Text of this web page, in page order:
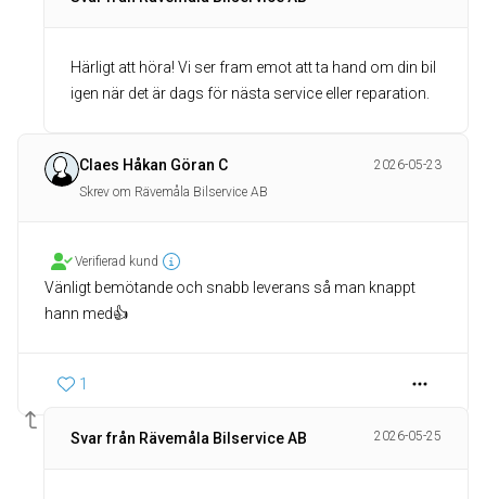
Härligt att höra! Vi ser fram emot att ta hand om din bil
igen när det är dags för nästa service eller reparation.
Claes Håkan Göran C
2026-05-23
Skrev om Rävemåla Bilservice AB
Verifierad kund
Vänligt bemötande och snabb leverans så man knappt
hann med👍
1
Svar från Rävemåla Bilservice AB 2026-05-25